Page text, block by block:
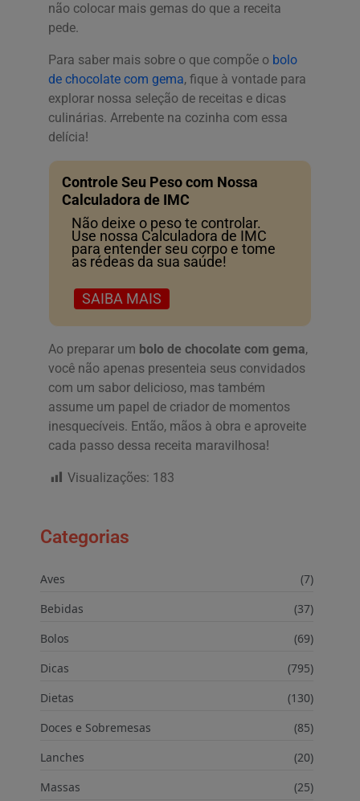
não colocar mais gemas do que a receita
pede.
Para saber mais sobre o que compõe o bolo
de chocolate com gema, fique à vontade para
explorar nossa seleção de receitas e dicas
culinárias. Arrebente na cozinha com essa
delícia!
Controle Seu Peso com Nossa
Calculadora de IMC
Não deixe o peso te controlar.
Use nossa Calculadora de IMC
para entender seu corpo e tome
as rédeas da sua saúde!
SAIBA MAIS
Ao preparar um bolo de chocolate com gema,
você não apenas presenteia seus convidados
com um sabor delicioso, mas também
assume um papel de criador de momentos
inesquecíveis. Então, mãos à obra e aproveite
cada passo dessa receita maravilhosa!
Visualizações: 183
Categorias
Aves
(7)
Bebidas
(37)
Bolos
(69)
Dicas
(795)
Dietas
(130)
Doces e Sobremesas
(85)
Lanches
(20)
Massas
(25)